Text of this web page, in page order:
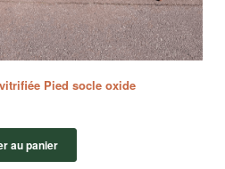
Pied socle oxide
au panier